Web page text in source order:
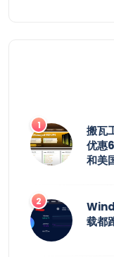
搬瓦
优惠
和美
载都